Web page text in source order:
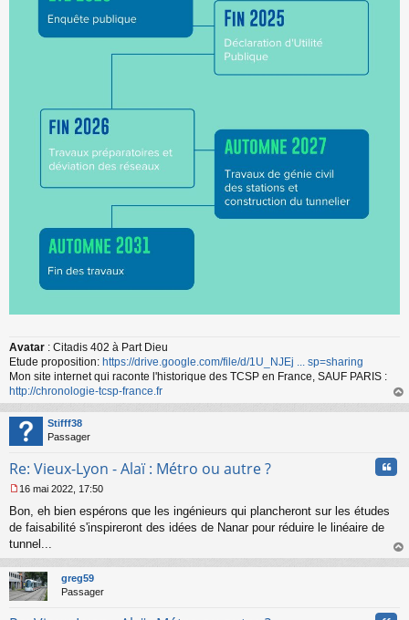
Avatar : Citadis 402 à Part Dieu
Etude proposition: https://drive.google.com/file/d/1U_NJEj ... sp=sharing
Mon site internet qui raconte l'historique des TCSP en France, SAUF PARIS :
http://chronologie-tcsp-france.fr
au
Stifff38
Passager
Re: Vieux-Lyon - Alaï : Métro ou autre ?
e
s
s
g
e
n
16 mai 2022, 17:50
Bon, eh bien espérons que les ingénieurs qui plancheront sur les études
de faisabilité s'inspireront des idées de Nanar pour réduire le linéaire de
tunnel...
au
greg59
Passager